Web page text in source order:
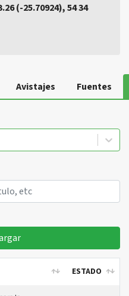
(-25.70924), 54 34
Avistajes Fuentes
ESTADO